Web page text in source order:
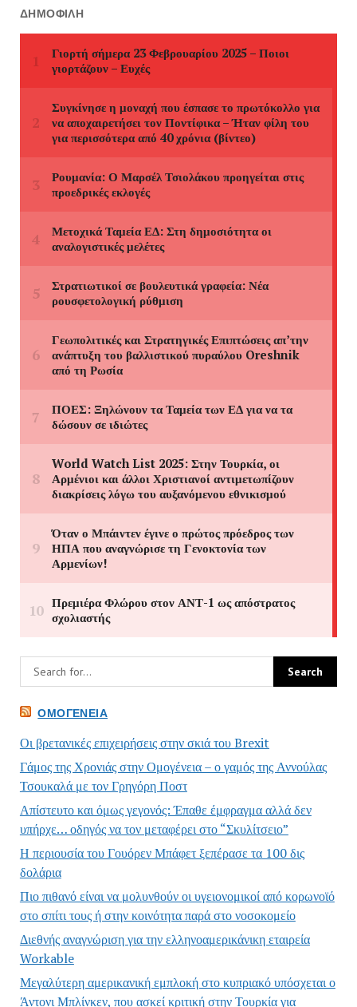
ΔΗΜΟΦΙΛΉ
ΟΜΟΓΈΝΕΙΑ
Οι βρετανικές επιχειρήσεις στην σκιά του Brexit
Γάμος της Χρονιάς στην Ομογένεια – ο γαμός της Αννούλας
Τσουκαλά με τον Γρηγόρη Ποστ
Απίστευτο και όμως γεγονός: Έπαθε έμφραγμα αλλά δεν
υπήρχε… οδηγός να τον μεταφέρει στο “Σκυλίτσειο”
Η περιουσία του Γουόρεν Μπάφετ ξεπέρασε τα 100 δις
δολάρια
Πιο πιθανό είναι να μολυνθούν οι υγειονομικοί από κορωνοϊό
στο σπίτι τους ή στην κοινότητα παρά στο νοσοκομείο
Διεθνής αναγνώριση για την ελληνοαμερικάνικη εταιρεία
Workable
Μεγαλύτερη αμερικανική εμπλοκή στο κυπριακό υπόσχεται ο
Άντονι Μπλίνκεν, που ασκεί κριτική στην Τουρκία για